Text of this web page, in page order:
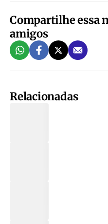
Compartilhe essa
amigos
Relacionadas